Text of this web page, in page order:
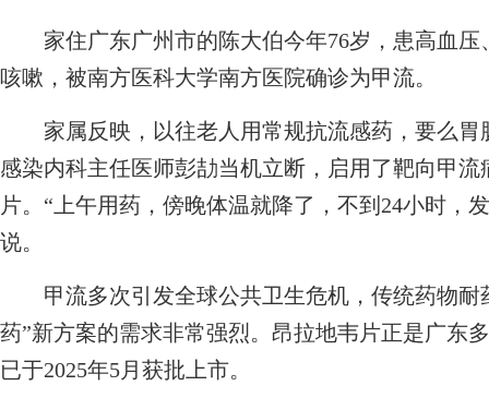
家住广东广州市的陈大伯今年76岁，患高血压
咳嗽，被南方医科大学南方医院确诊为甲流。
家属反映，以往老人用常规抗流感药，要么胃
感染内科主任医师彭劼当机立断，启用了靶向甲
片。“上午用药，傍晚体温就降了，不到24小时，
说。
甲流多次引发全球公共卫生危机，传统药物耐
药”新方案的需求非常强烈。昂拉地韦片正是广东
已于2025年5月获批上市。